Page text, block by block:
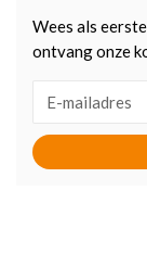
Wees als
ontvang onze